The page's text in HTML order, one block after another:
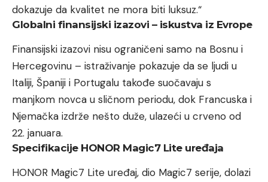
dokazuje da kvalitet ne mora biti luksuz.“
Globalni finansijski izazovi – iskustva iz Evrope
Finansijski izazovi nisu ograničeni samo na Bosnu i
Hercegovinu – istraživanje pokazuje da se ljudi u
Italiji, Španiji i Portugalu takođe suočavaju s
manjkom novca u sličnom periodu, dok Francuska i
Njemačka izdrže nešto duže, ulazeći u crveno od
22. januara.
Specifikacije HONOR Magic7 Lite uređaja
HONOR Magic7 Lite uređaj, dio Magic7 serije, dolazi